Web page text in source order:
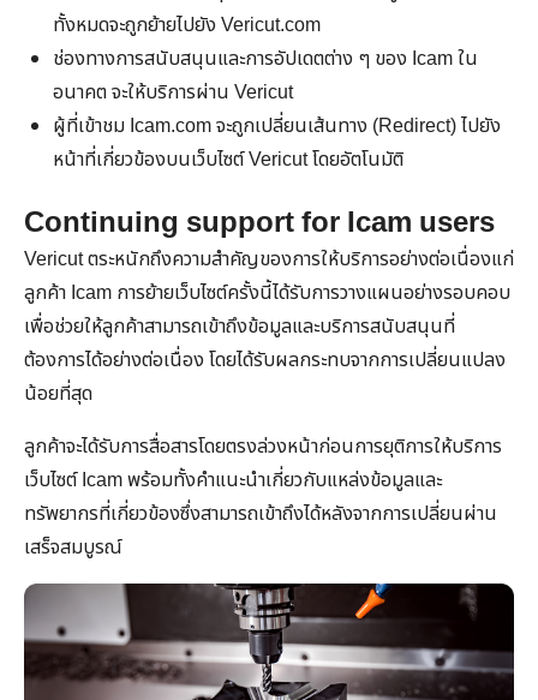
Search
for:
ทั้งหมดจะถูกย้ายไปยัง Vericut.com
ช่องทางการสนับสนุนและการอัปเดตต่าง ๆ ของ Icamใน
อนาคต จะให้บริการผ่าน Vericut
ผู้ที่เข้าชม Icam.comจะถูกเปลี่ยนเส้นทาง (Redirect) ไปยัง
หน้าที่เกี่ยวข้องบนเว็บไซต์Vericutโดยอัตโนมัติ
Continuing support for Icam users
Vericut ตระหนักถึงความสำคัญของการให้บริการอย่างต่อเนื่องแก่
ลูกค้า Icam การย้ายเว็บไซต์ครั้งนี้ได้รับการวางแผนอย่างรอบคอบ
เพื่อช่วยให้ลูกค้าสามารถเข้าถึงข้อมูลและบริการสนับสนุนที่
ต้องการได้อย่างต่อเนื่อง โดยได้รับผลกระทบจากการเปลี่ยนแปลง
น้อยที่สุด
ลูกค้าจะได้รับการสื่อสารโดยตรงล่วงหน้าก่อนการยุติการให้บริการ
เว็บไซต์ Icam พร้อมทั้งคำแนะนำเกี่ยวกับแหล่งข้อมูลและ
ทรัพยากรที่เกี่ยวข้องซึ่งสามารถเข้าถึงได้หลังจากการเปลี่ยนผ่าน
เสร็จสมบูรณ์